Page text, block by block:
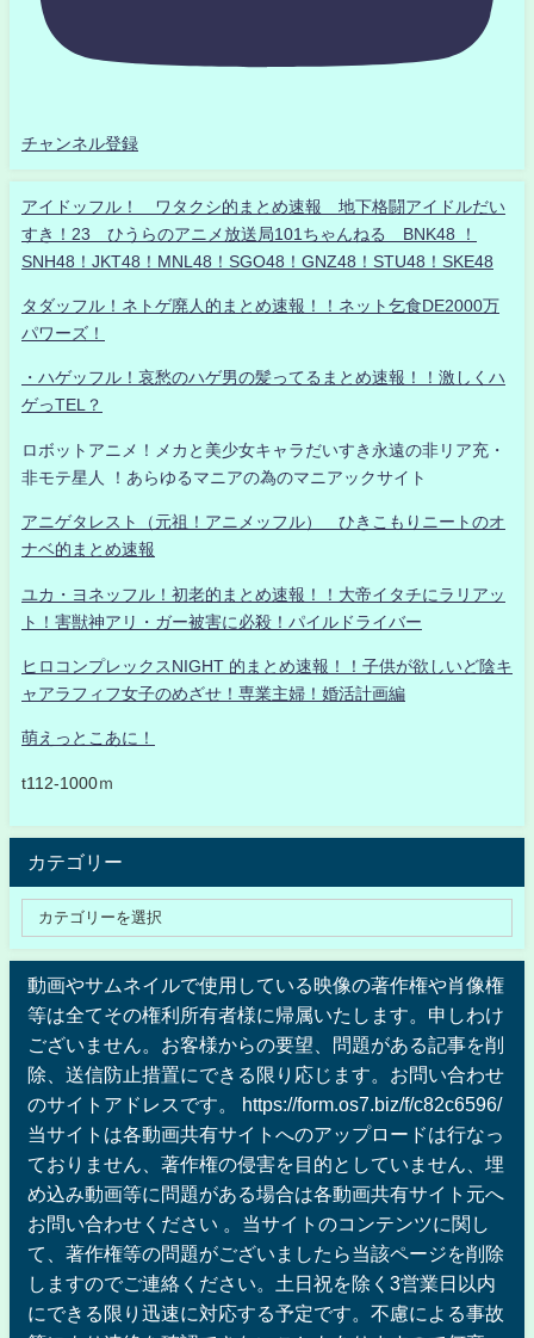
チャンネル登録
アイドッフル！ ワタクシ的まとめ速報 地下格闘アイドルだい
すき！23 ひうらのアニメ放送局101ちゃんねる BNK48 ！
SNH48！JKT48！MNL48！SGO48！GNZ48！STU48！SKE48
タダッフル！ネトゲ廃人的まとめ速報！！ネット乞食DE2000万
パワーズ！
・ハゲッフル！哀愁のハゲ男の髪ってるまとめ速報！！激しくハ
ゲっTEL？
ロボットアニメ！メカと美少女キャラだいすき永遠の非リア充・
非モテ星人 ！あらゆるマニアの為のマニアックサイト
アニゲタレスト（元祖！アニメッフル） ひきこもりニートのオ
ナベ的まとめ速報
ユカ・ヨネッフル！初老的まとめ速報！！大帝イタチにラリアッ
ト！害獣神アリ・ガー被害に必殺！パイルドライバー
ヒロコンプレックスNIGHT 的まとめ速報！！子供が欲しいど陰キ
ャアラフィフ女子のめざせ！専業主婦！婚活計画編
萌えっとこあに！
t112-1000ｍ
カテゴリー
動画やサムネイルで使用している映像の著作権や肖像権
等は全てその権利所有者様に帰属いたします。申しわけ
ございません。お客様からの要望、問題がある記事を削
除、送信防止措置にできる限り応じます。お問い合わせ
のサイトアドレスです。 https://form.os7.biz/f/c82c6596/
当サイトは各動画共有サイトへのアップロードは行なっ
ておりません、著作権の侵害を目的としていません、埋
め込み動画等に問題がある場合は各動画共有サイト元へ
お問い合わせください 。当サイトのコンテンツに関し
て、著作権等の問題がございましたら当該ページを削除
しますのでご連絡ください。土日祝を除く3営業日以内
にできる限り迅速に対応する予定です。不慮による事故